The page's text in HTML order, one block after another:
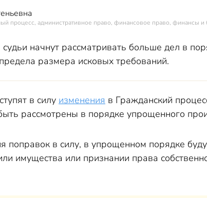
процесс, административное право, финансовое право, финансы и
начнут рассматривать больше дел в
размера исковых требований.
в силу изменения в Гражданский
рассмотрены в порядке упрощенного
поправок в силу, в упрощенном порядке
имущества или признании права